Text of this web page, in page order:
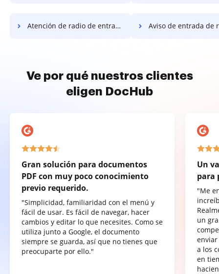
Atención de radio de entrada Aviso de entrada de
Ve por qué nuestros clientes
eligen DocHub
Gran solución para documentos
PDF con muy poco conocimiento
previo requerido.
"Simplicidad, familiaridad con el menú y
fácil de usar. Es fácil de navegar, hacer
cambios y editar lo que necesites. Como se
utiliza junto a Google, el documento
siempre se guarda, así que no tienes que
preocuparte por ello."
Un
para
"Me
un
a los
en